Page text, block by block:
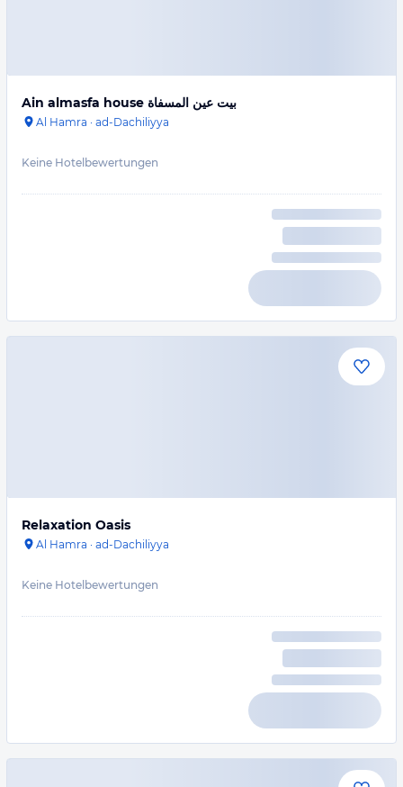
Ain almasfa house بيت عين المسفاة
Al Hamra · ad-Dachiliyya
Keine Hotelbewertungen
Relaxation Oasis
Al Hamra · ad-Dachiliyya
Keine Hotelbewertungen